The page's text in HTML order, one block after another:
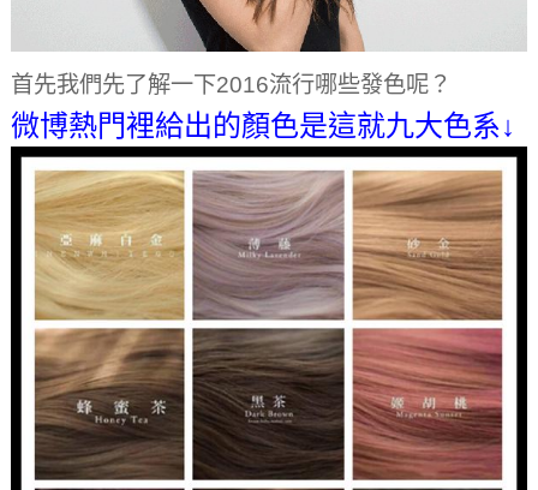
首先我們先了解一下2016流行哪些發色呢？
微博熱門裡給出的顏色是這就九大色系↓